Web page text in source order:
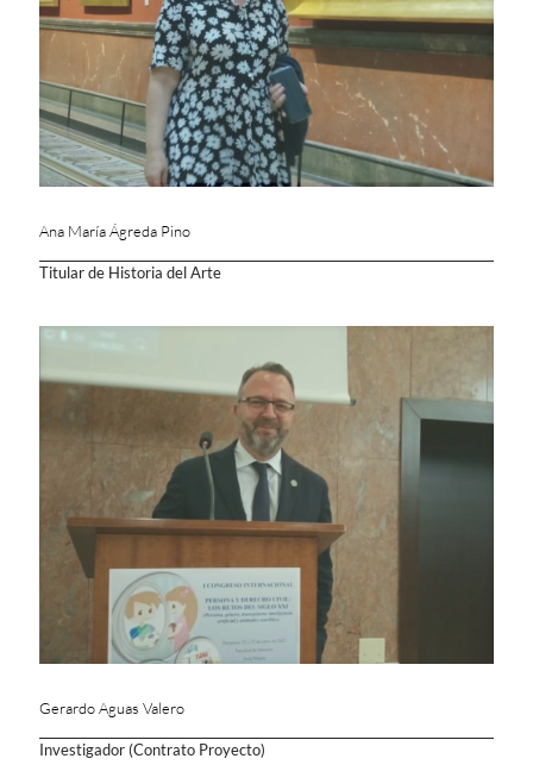
Ana María Ágreda Pino
Titular de Historia del Arte
Gerardo Aguas Valero
Investigador (Contrato Proyecto)